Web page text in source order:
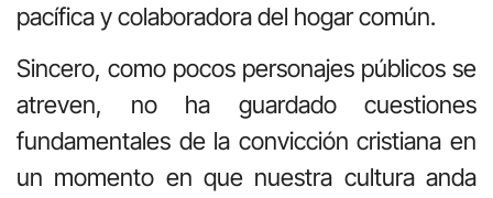
pacífica y colaboradora del hogar común.
Sincero, como pocos personajes públicos se
atreven, no ha guardado cuestiones
fundamentales de la convicción cristiana en
un momento en que nuestra cultura anda